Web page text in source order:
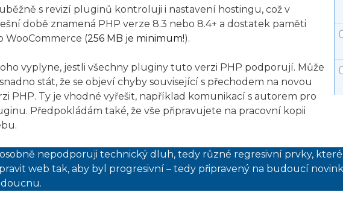
s revizí pluginů kontroluji i nastavení hostingu, což v
době znamená PHP verze 8.3 nebo 8.4+ a dostatek paměti
WooCommerce (256 MB je minimum!).
vyplyne, jestli všechny pluginy tuto verzi PHP podporují. Může
stát, že se objeví chyby související s přechodem na novou
PHP. Ty je vhodné vyřešit, například komunikací s autorem pro
Předpokládám také, že vše připravujete na pracovní kopii
nepodporuji technický dluh, tedy různé regresivní prvky, které
web tak, aby byl progresivní – tedy připravený na budoucí